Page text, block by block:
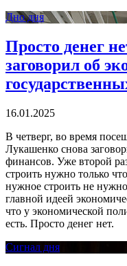
Дно дня
Просто денег
заговорил об
16.01.2025
В четверг, во время
Лукашенко снова
финансов. Уже второй
строить нужно только
нужное строить не
главной идеей
что у экономической
есть. Просто денег нет.
Сигнал дня